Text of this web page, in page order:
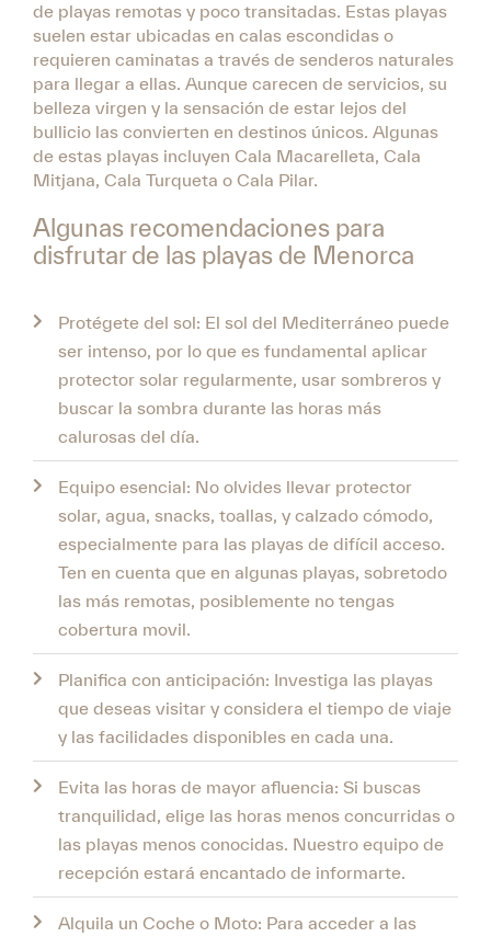
de playas remotas y poco transitadas. Estas playas
suelen estar ubicadas en calas escondidas o
requieren caminatas a través de senderos naturales
para llegar a ellas. Aunque carecen de servicios, su
belleza virgen y la sensación de estar lejos del
bullicio las convierten en destinos únicos. Algunas
de estas playas incluyen Cala Macarelleta, Cala
Mitjana, Cala Turqueta o Cala Pilar.
Algunas recomendaciones para
disfrutar de las playas de Menorca
Protégete del sol: El sol del Mediterráneo puede
ser intenso, por lo que es fundamental aplicar
protector solar regularmente, usar sombreros y
buscar la sombra durante las horas más
calurosas del día.
Equipo esencial: No olvides llevar protector
solar, agua, snacks, toallas, y calzado cómodo,
especialmente para las playas de difícil acceso.
Ten en cuenta que en algunas playas, sobretodo
las más remotas, posiblemente no tengas
cobertura movil.
Planifica con anticipación: Investiga las playas
que deseas visitar y considera el tiempo de viaje
y las facilidades disponibles en cada una.
Evita las horas de mayor afluencia: Si buscas
tranquilidad, elige las horas menos concurridas o
las playas menos conocidas. Nuestro equipo de
recepción estará encantado de informarte.
Alquila un Coche o Moto: Para acceder a las